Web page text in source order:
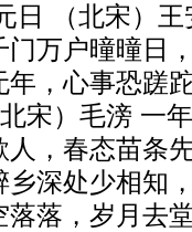
日 （北宋）
万户曈曈日
年，心事恐蹉
宋）毛滂 一
，春态苗条
深处少相知
落落，岁月去